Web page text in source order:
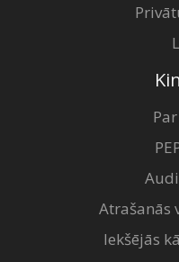
Atrašanās
Iekšējās